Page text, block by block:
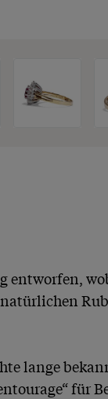
entworfen,
lange
für